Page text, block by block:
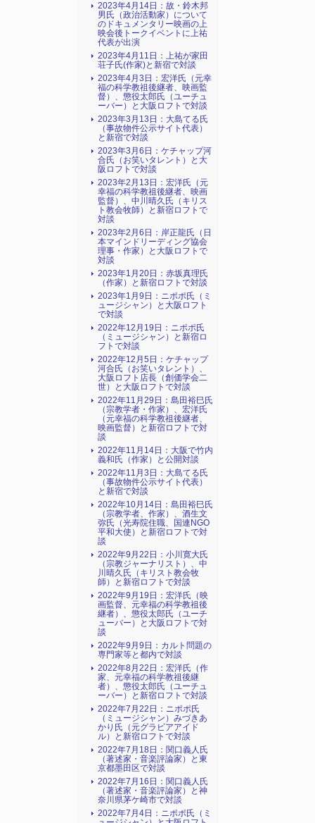
2023年4月14日：故・鈴木邦
男氏（政治活動家）について
のドキュメンタリー映画の上
映会後トークイベントに上祐
代表が出演
2023年4月11日：上祐が家田
荘子氏(作家)と新宿で対談
2023年4月3日：宏洋氏（元幸
福の科学教祖後継者、映画監
督）、懲役太郎氏（ユーチュ
ーバー）と大阪ロフトで対談
2023年3月13日：大島てる氏
（事故物件公示サイト代表）
と新宿で対談
2023年3月6日：ケチャップ河
合氏（お笑いタレント）と大
阪ロフトで対談
2023年2月13日：宏洋氏（元
幸福の科学教祖後継者、映画
監督）、中川晴久氏（キリス
ト教会牧師）と新宿ロフトで
対談
2023年2月6日：岸正龍氏（日
本マインドリーディング協会
理事・作家）と大阪ロフトで
対談
2023年1月20日：赤坂真理氏
（作家）と新宿ロフトで対談
2023年1月9日：ニポポ氏（ミ
ュージシャン）と大阪ロフト
で対談
2022年12月19日：ニポポ氏
（ミュージシャン）と新宿ロ
フトで対談
2022年12月5日：ケチャップ
河合氏（お笑いタレント）、
大阪ロフト店長（創価学会二
世）と大阪ロフトで対談
2022年11月29日：島田裕巳氏
（宗教学者・作家）、宏洋氏
（元幸福の科学教祖後継者、
映画監督）と新宿ロフトで対
談
2022年11月14日：大阪で竹内
義和氏（作家）と公開対談
2022年11月3日：大島てる氏
（事故物件公示サイト代表）
と新宿で対談
2022年10月14日：島田裕巳氏
（宗教学者、作家）、酒生文
弥氏（光寿院住職、国連NGO
平和大使）と新宿ロフトで対
談
2022年9月22日：小川寛大氏
（宗教ジャーナリスト）、中
川晴久氏（キリスト教会牧
師）と新宿ロフトで対談
2022年9月19日：宏洋氏（映
画監督、元幸福の科学教祖後
継者）、懲役太郎氏（ユーチ
ューバー）と大阪ロフトで対
談
2022年9月9日：カルト問題の
専門家等と都内で対談
2022年8月22日：宏洋氏（作
家、元幸福の科学教祖後継
者）、懲役太郎氏（ユーチュ
ーバー）と新宿ロフトで対談
2022年7月22日：ニポポ氏
（ミュージシャン）みづきあ
かり氏（元グラビアアイド
ル）と新宿ロフトで対談
2022年7月18日：関口義人氏
（著述家・音楽評論家）と東
京都墨田区で対談
2022年7月16日：関口義人氏
（著述家・音楽評論家）と神
奈川県茅ケ崎市で対談
2022年7月4日：ニポポ氏（ミ